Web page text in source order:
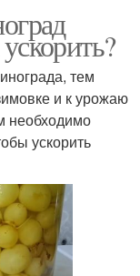
тем
и к урожаю
необходимо
ускорить